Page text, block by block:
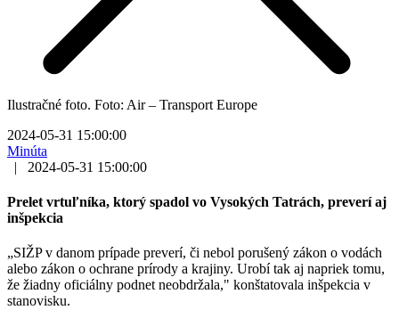
Ilustračné foto. Foto: Air – Transport Europe
2024-05-31 15:00:00
Minúta
|
2024-05-31 15:00:00
Prelet vrtuľníka, ktorý spadol vo Vysokých Tatrách, preverí aj
inšpekcia
„SIŽP v danom prípade preverí, či nebol porušený zákon o vodách
alebo zákon o ochrane prírody a krajiny. Urobí tak aj napriek tomu,
že žiadny oficiálny podnet neobdržala," konštatovala inšpekcia v
stanovisku.